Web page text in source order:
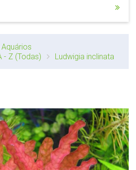
- Z (Todas)
Ludwigia inclinata